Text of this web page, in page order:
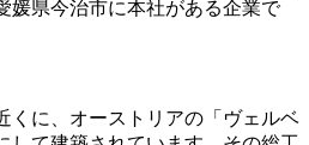
媛県今治市に本社がある企業で
くに、オーストリアの「ヴェルベ